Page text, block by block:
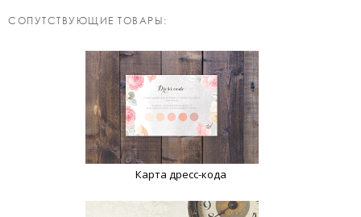
CОПУТСТВУЮЩИЕ ТОВАРЫ:
Карта дресс-кода